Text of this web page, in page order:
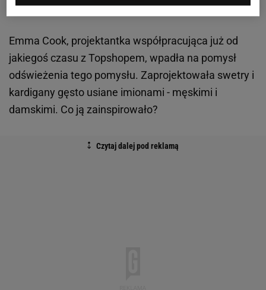
Emma Cook, projektantka współpracująca już od
jakiegoś czasu z Topshopem, wpadła na pomysł
odświeżenia tego pomysłu. Zaprojektowała swetry i
kardigany gęsto usiane imionami - męskimi i
damskimi. Co ją zainspirowało?